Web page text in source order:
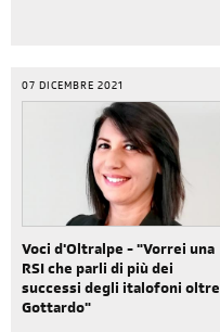
07 DICEMBRE 2021
Voci d'Oltralpe - "Vorrei una
RSI che parli di più dei
successi degli italofoni oltre
Gottardo"